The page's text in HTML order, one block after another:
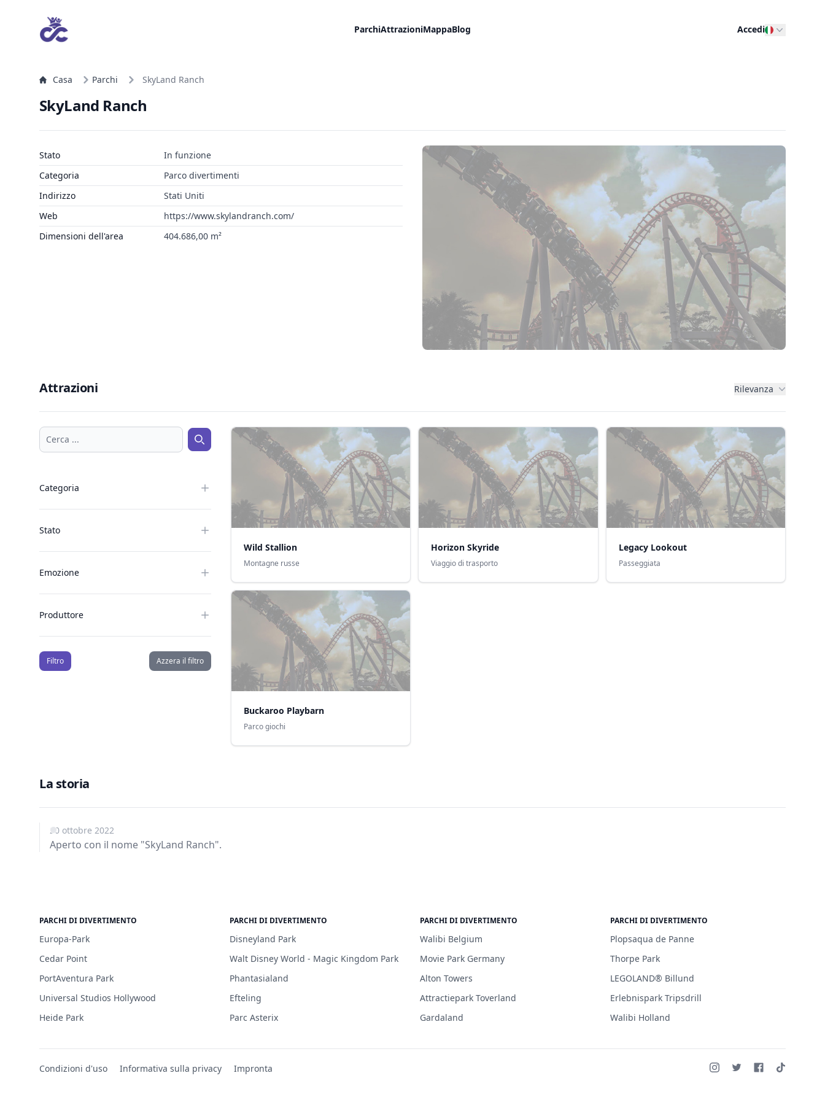
ParchiAttrazioniMappaBlog Accedi
Casa Parchi SkyLand Ranch
SkyLand Ranch
Stato
In funzione
Categoria
Parco divertimenti
Indirizzo
Stati Uniti
Web
https://www.skylandranch.com/
Dimensioni dell'area
404.686,00 m²
Attrazioni Rilevanza
Cerca ... Cerca ...
Categoria
Stato
Emozione
Produttore
Filtro Azzera il filtro
Wild Stallion
Montagne russe
Horizon Skyride
Viaggio di trasporto
Legacy Lookout
Passeggiata
Buckaroo Playbarn
Parco giochi
La storia
20 ottobre 2022
Aperto con il nome "SkyLand Ranch".
PARCHI DI DIVERTIMENTO
Europa-Park
Cedar Point
PortAventura Park
Universal Studios Hollywood
Heide Park
PARCHI DI DIVERTIMENTO
Disneyland Park
Walt Disney World - Magic Kingdom Park
Phantasialand
Efteling
Parc Asterix
PARCHI DI DIVERTIMENTO
Walibi Belgium
Movie Park Germany
Alton Towers
Attractiepark Toverland
Gardaland
PARCHI DI DIVERTIMENTO
Plopsaqua de Panne
Thorpe Park
LEGOLAND® Billund
Erlebnispark Tripsdrill
Walibi Holland
Condizioni d'uso Informativa sulla privacy Impronta